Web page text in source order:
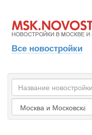
Все новостройки